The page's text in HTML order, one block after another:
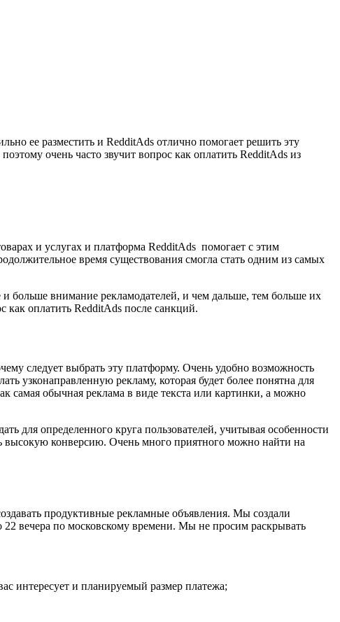
ее разместить и RedditAds отлично помогает решить эту
очень часто звучит вопрос как оплатить RedditAds из
и услугах и платформа RedditAds помогает с этим
время существования смогла стать одним из самых
и больше внимание рекламодателей, и чем дальше, тем больше их
оплатить RedditAds после санкций.
следует выбрать эту платформу. Очень удобно возможность
узконаправленную рекламу, которая будет более понятна для
самая обычная реклама в виде текста или картинки, а можно
для определенного круга пользователей, учитывая особенности
высокую конверсию. Очень много приятного можно найти на
продуктивные рекламные объявления. Мы создали
вечера по московскому времени. Мы не просим раскрывать
интересует и планируемый размер платежа;